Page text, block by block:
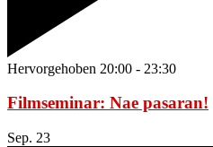
Hervorgehoben 20:00 - 23:30
Filmseminar: Nae pasaran!
Sep. 23